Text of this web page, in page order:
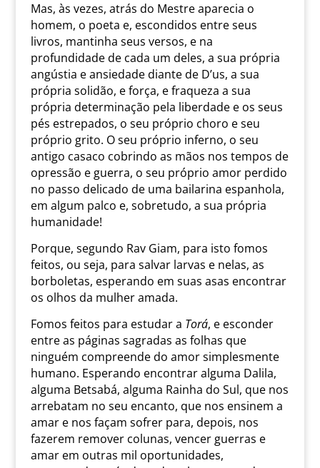
Mas, às vezes, atrás do Mestre aparecia o
homem, o poeta e, escondidos entre seus
livros, mantinha seus versos, e na
profundidade de cada um deles, a sua própria
angústia e ansiedade diante de D’us, a sua
própria solidão, e força, e fraqueza a sua
própria determinação pela liberdade e os seus
pés estrepados, o seu próprio choro e seu
próprio grito. O seu próprio inferno, o seu
antigo casaco cobrindo as mãos nos tempos de
opressão e guerra, o seu próprio amor perdido
no passo delicado de uma bailarina espanhola,
em algum palco e, sobretudo, a sua própria
humanidade!
Porque, segundo Rav Giam, para isto fomos
feitos, ou seja, para salvar larvas e nelas, as
borboletas, esperando em suas asas encontrar
os olhos da mulher amada.
Fomos feitos para estudar a Torá, e esconder
entre as páginas sagradas as folhas que
ninguém compreende do amor simplesmente
humano. Esperando encontrar alguma Dalila,
alguma Betsabá, alguma Rainha do Sul, que nos
arrebatam no seu encanto, que nos ensinem a
amar e nos façam sofrer para, depois, nos
fazerem remover colunas, vencer guerras e
amar em outras mil oportunidades,